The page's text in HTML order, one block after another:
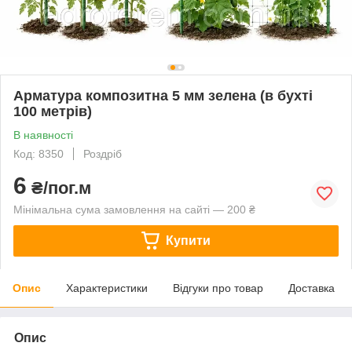
Арматура композитна 5 мм зелена (в бухті
100 метрів)
В наявності
Код: 8350
Роздріб
6 ₴/пог.м
Мінімальна сума замовлення на сайті — 200 ₴
Купити
Опис Характеристики Відгуки про товар Доставка
Опис